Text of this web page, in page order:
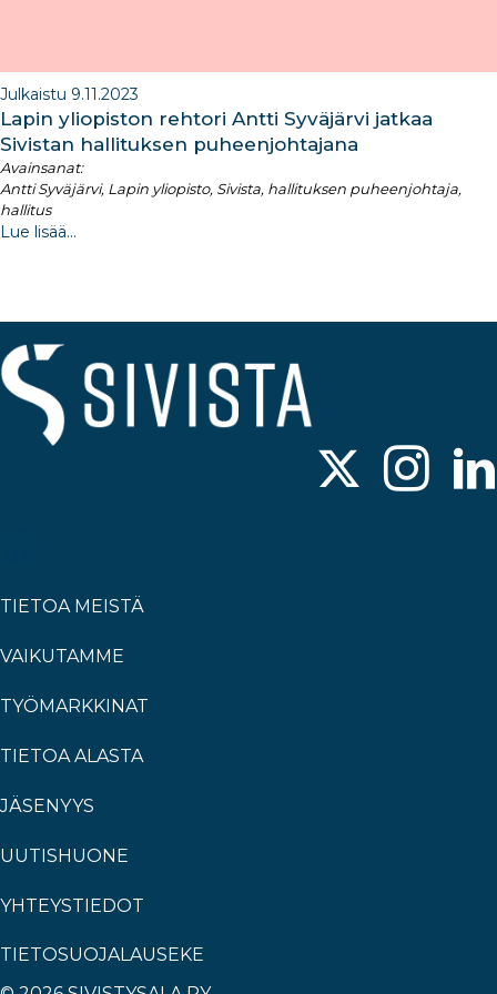
Julkaistu 9.11.2023
Lapin yliopiston rehtori Antti Syväjärvi jatkaa
Sivistan hallituksen puheenjohtajana
Avainsanat:
Antti Syväjärvi, Lapin yliopisto, Sivista, hallituksen puheenjohtaja,
hallitus
Lue lisää...
TIETOA MEISTÄ
VAIKUTAMME
TYÖMARKKINAT
TIETOA ALASTA
JÄSENYYS
UUTISHUONE
YHTEYSTIEDOT
TIETOSUOJALAUSEKE